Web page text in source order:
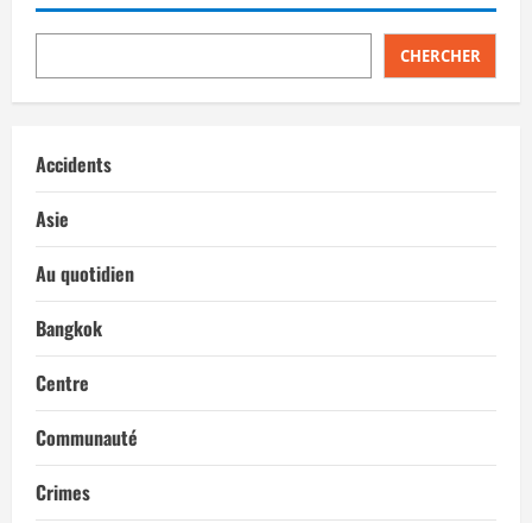
CHERCHER
Accidents
Asie
Au quotidien
Bangkok
Centre
Communauté
Crimes